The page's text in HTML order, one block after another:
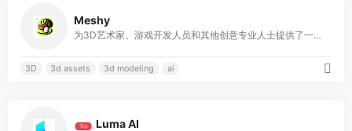
Meshy
为3D艺术家、游戏开发人员和其他创意专业人士提供了一系列AI建模和纹理工具
3D 3d assets 3d modeling ai
Top Luma AI